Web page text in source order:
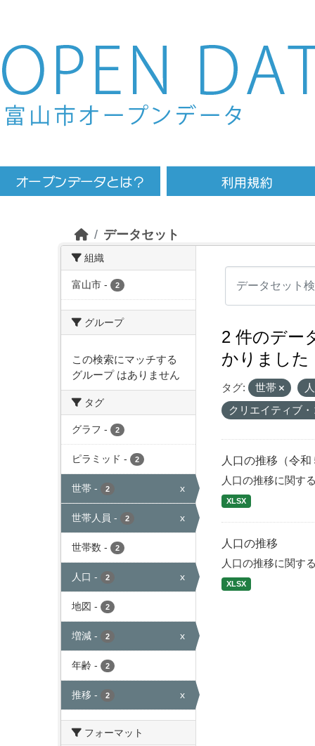
Skip to main content
データセット
組織
富山市 - 2
グループ
この検索にマッチする
グループ はありません
タグ
グラフ - 2
ピラミッド - 2
世帯 - 2 x
世帯人員 - 2 x
世帯数 - 2
人口 - 2 x
地図 - 2
増減 - 2 x
年齢 - 2
推移 - 2 x
フォーマット
2 件のデー
かりました
タグ: 世帯
クリエイティブ
人口の推移（令和
人口の推移に関す
XLSX
人口の推移
人口の推移に関す
XLSX